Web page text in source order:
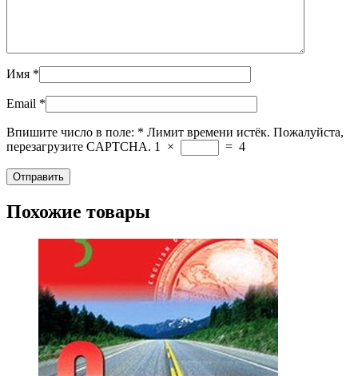
Имя *
Email *
Впишите число в поле: * Лимит времени истёк. Пожалуйста,
перезагрузите CAPTCHA. 1 × = 4
Похожие товары